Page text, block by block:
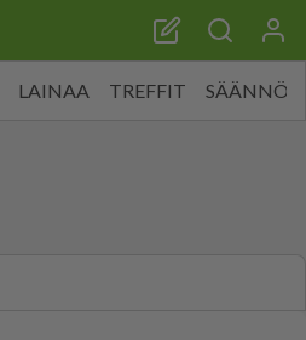
LAINAA TREFFIT SÄÄNNÖT